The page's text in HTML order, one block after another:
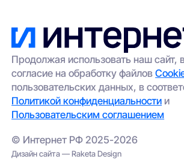
Продолжая использовать наш сайт,
согласие на обработку файлов
пользовательских данных, в
Политикой конфиденциальности и
Пользовательским соглашением
© Интернет РФ 2025-2026
Дизайн сайта — Raketa Design